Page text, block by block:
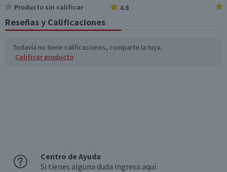
*Ingesta de referencia de un adulto promedio (8400 kj / 2000 kcal)
Producto sin calificar 4.8
Reseñas y Calificaciones
Todavía no tiene calificaciones, comparte la tuya.
Calificar producto
Centro de Ayuda
Si tienes alguna duda ingresa aquí